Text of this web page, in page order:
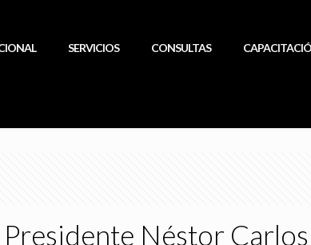
SERVICIOS CONSULTAS
Néstor